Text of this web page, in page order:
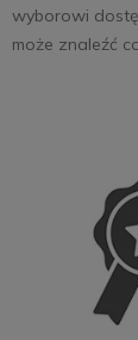
wyborowi
może znaleźć